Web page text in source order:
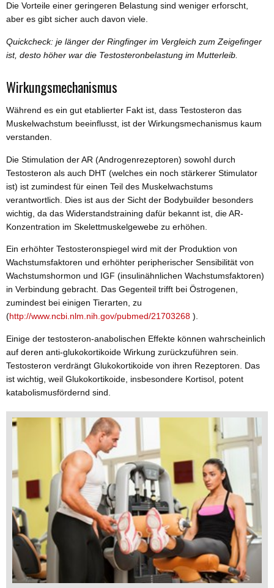
Die Vorteile einer geringeren Belastung sind weniger erforscht,
aber es gibt sicher auch davon viele.
Quickcheck: je länger der Ringfinger im Vergleich zum Zeigefinger
ist, desto höher war die Testosteronbelastung im Mutterleib.
Wirkungsmechanismus
Während es ein gut etablierter Fakt ist, dass Testosteron das
Muskelwachstum beeinflusst, ist der Wirkungsmechanismus kaum
verstanden.
Die Stimulation der AR (Androgenrezeptoren) sowohl durch
Testosteron als auch DHT (welches ein noch stärkerer Stimulator
ist) ist zumindest für einen Teil des Muskelwachstums
verantwortlich. Dies ist aus der Sicht der Bodybuilder besonders
wichtig, da das Widerstandstraining dafür bekannt ist, die AR-
Konzentration im Skelettmuskelgewebe zu erhöhen.
Ein erhöhter Testosteronspiegel wird mit der Produktion von
Wachstumsfaktoren und erhöhter peripherischer Sensibilität von
Wachstumshormon und IGF (insulinähnlichen Wachstumsfaktoren)
in Verbindung gebracht. Das Gegenteil trifft bei Östrogenen,
zumindest bei einigen Tierarten, zu
(http://www.ncbi.nlm.nih.gov/pubmed/21703268 ).
Einige der testosteron-anabolischen Effekte können wahrscheinlich
auf deren anti-glukokortikoide Wirkung zurückzuführen sein.
Testosteron verdrängt Glukokortikoide von ihren Rezeptoren. Das
ist wichtig, weil Glukokortikoide, insbesondere Kortisol, potent
katabolismusfördernd sind.